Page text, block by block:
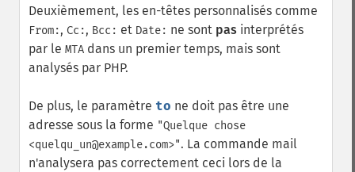
Deuxièmement, les en-têtes personnalisés comme
From:, Cc:, Bcc: et Date: ne sont pas interprétés
par le MTA dans un premier temps, mais sont
analysés par PHP.
De plus, le paramètre to ne doit pas être une
adresse sous la forme "Quelque chose
<quelqu_un@example.com>". La commande mail
n'analysera pas correctement ceci lors de la